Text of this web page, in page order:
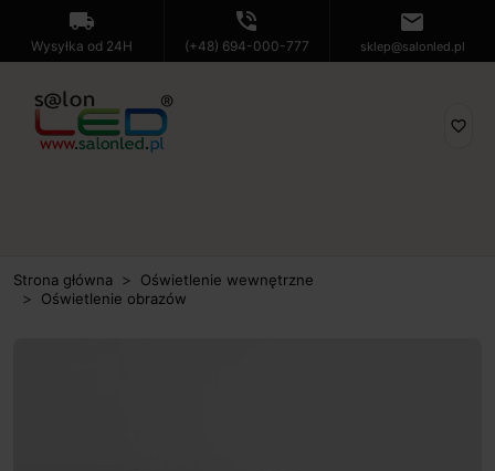
local_shipping
Wysyłka od 24H
phone_in_talk
(+48) 694-000-777
mail
sklep@salonled.pl
favorite_border
Strona główna
Oświetlenie wewnętrzne
Oświetlenie obrazów